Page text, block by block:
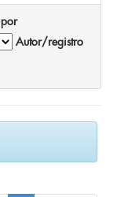
Autor/registro